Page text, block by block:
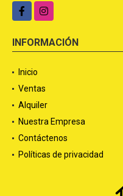
FacebookInstagram
INFORMACIÓN
Inicio
Ventas
Alquiler
Nuestra Empresa
Contáctenos
Políticas de privacidad